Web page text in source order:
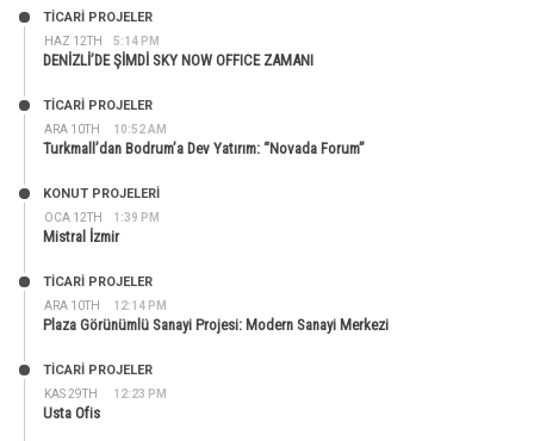
HAZ 12TH 5:14 PM
TİCARİ PROJELER
DENİZLİ’DE ŞİMDİ SKY NOW OFFICE ZAMANI
ARA 10TH 10:52 AM
TİCARİ PROJELER
Turkmall’dan Bodrum’a Dev Yatırım: “Novada Forum”
OCA 12TH 1:39 PM
KONUT PROJELERI
Mistral İzmir
ARA 10TH 12:14 PM
TİCARİ PROJELER
Plaza Görünümlü Sanayi Projesi: Modern Sanayi Merkezi
KAS 29TH 12:23 PM
TİCARİ PROJELER
Usta Ofis